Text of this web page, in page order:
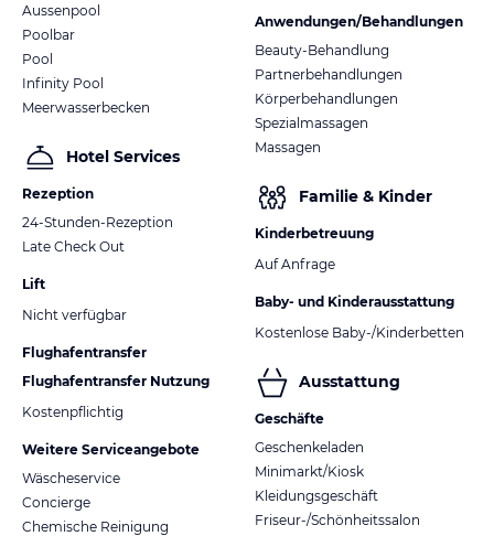
Aussenpool
Poolbar
Pool
Infinity Pool
Meerwasserbecken
Hotel Services
Rezeption
24-Stunden-Rezeption
Late Check Out
Lift
Nicht verfügbar
Flughafentransfer
Flughafentransfer Nutzung
Kostenpflichtig
Weitere Serviceangebote
Wäscheservice
Concierge
Chemische Reinigung
Anwendungen/Behandlungen
Beauty-Behandlung
Partnerbehandlungen
Körperbehandlungen
Spezialmassagen
Massagen
Familie & Kinder
Kinderbetreuung
Auf Anfrage
Baby- und Kinderausstattung
Kostenlose Baby-/Kinderbetten
Ausstattung
Geschäfte
Geschenkeladen
Minimarkt/Kiosk
Kleidungsgeschäft
Friseur-/Schönheitssalon